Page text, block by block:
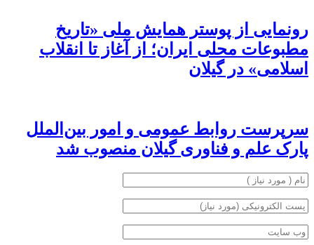
رونمایی از پوستر همایش ملی «تاریخ
مطبوعات محلی ایران؛ از آغاز تا انقلاب
اسلامی» در گیلان
سرپرست روابط عمومی و امور بین‌الملل
پارک علم و فناوری گیلان منصوب شد